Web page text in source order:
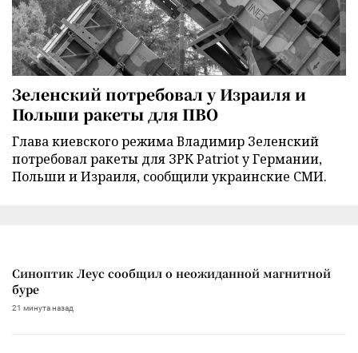
Зеленский потребовал у Израиля и
Польши ракеты для ПВО
Глава киевского режима Владимир Зеленский
потребовал ракеты для ЗРК Patriot у Германии,
Польши и Израиля, сообщили украинские СМИ.
Синоптик Леус сообщил о неожиданной магнитной
буре
21 минута назад